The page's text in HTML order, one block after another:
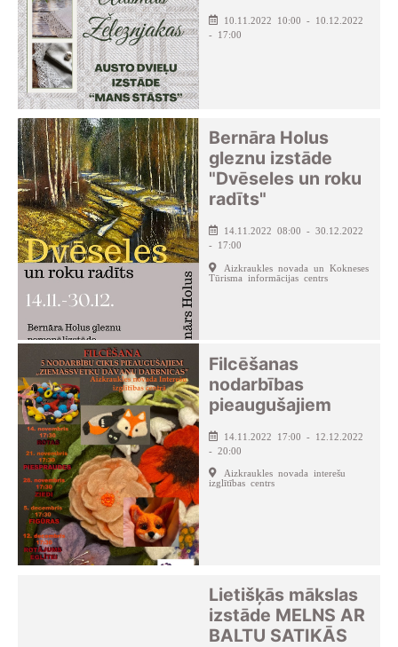
10.11.2022 10:00 - 10.12.2022
- 17:00
Bernāra Holus
gleznu izstāde
"Dvēseles un roku
radīts"
14.11.2022 08:00 - 30.12.2022
- 17:00
Aizkraukles novada un Kokneses
Tūrisma informācijas centrs
Filcēšanas
nodarbības
pieaugušajiem
14.11.2022 17:00 - 12.12.2022
- 20:00
Aizkraukles novada interešu
izglītības centrs
Lietišķās mākslas
izstāde MELNS AR
BALTU SATIKĀS